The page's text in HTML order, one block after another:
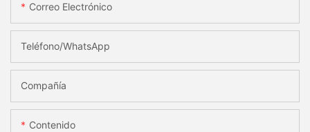
Correo Electrónico
Teléfono/WhatsApp
Compañía
Contenido